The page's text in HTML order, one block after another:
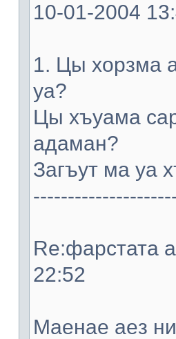
10-01-2004
1. Цы хорзма
уа?
Цы хъуама
адаман?
Загъут ма уа
Re:фарстата
22:52
Мaeнae aeз